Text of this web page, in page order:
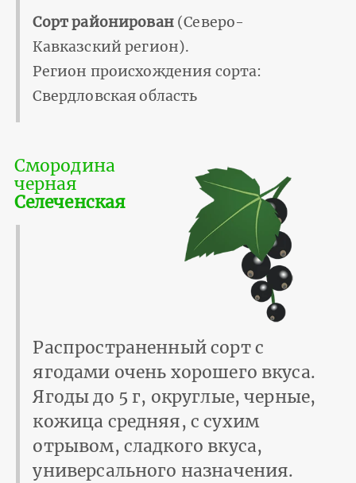
Сорт районирован(Северо-
Кавказский регион).
Регион происхождения сорта:
Свердловская область
Смородина
черная
Селеченская
Распространенный сорт с
ягодами очень хорошего вкуса.
Ягоды до 5 г, округлые, черные,
кожица средняя, с сухим
отрывом, сладкого вкуса,
универсального назначения.